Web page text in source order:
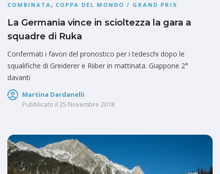
COMBINATA , COPPA DEL MONDO / GRAND PRIX
La Germania vince in scioltezza la gara a
squadre di Ruka
Confermati i favori del pronostico per i tedeschi dopo le
squalifiche di Greiderer e Riiber in mattinata. Giappone 2°
davanti
Martina Dardanelli
Pubblicato il 25 Novembre 2018